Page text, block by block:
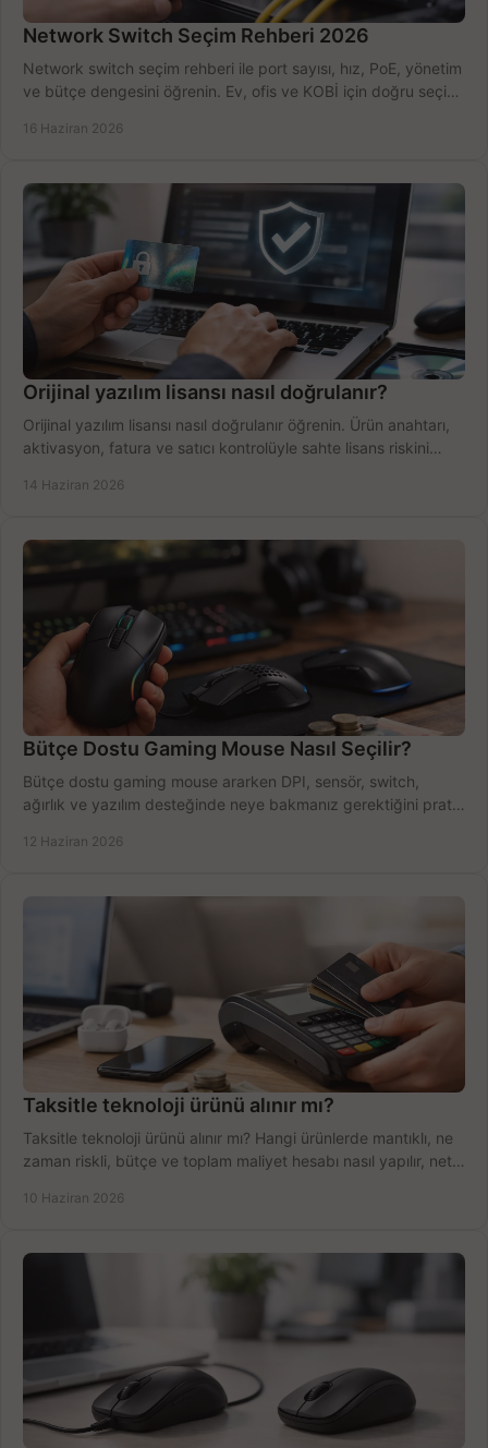
Network Switch Seçim Rehberi 2026
Network switch seçim rehberi ile port sayısı, hız, PoE, yönetim
ve bütçe dengesini öğrenin. Ev, ofis ve KOBİ için doğru seçimi
16 Haziran 2026
Orijinal yazılım lisansı nasıl doğrulanır?
Orijinal yazılım lisansı nasıl doğrulanır öğrenin. Ürün anahtarı,
aktivasyon, fatura ve satıcı kontrolüyle sahte lisans riskini
14 Haziran 2026
Bütçe Dostu Gaming Mouse Nasıl Seçilir?
Bütçe dostu gaming mouse ararken DPI, sensör, switch,
ağırlık ve yazılım desteğinde neye bakmanız gerektiğini pratik
12 Haziran 2026
Taksitle teknoloji ürünü alınır mı?
Taksitle teknoloji ürünü alınır mı? Hangi ürünlerde mantıklı, ne
zaman riskli, bütçe ve toplam maliyet hesabı nasıl yapılır, net
10 Haziran 2026